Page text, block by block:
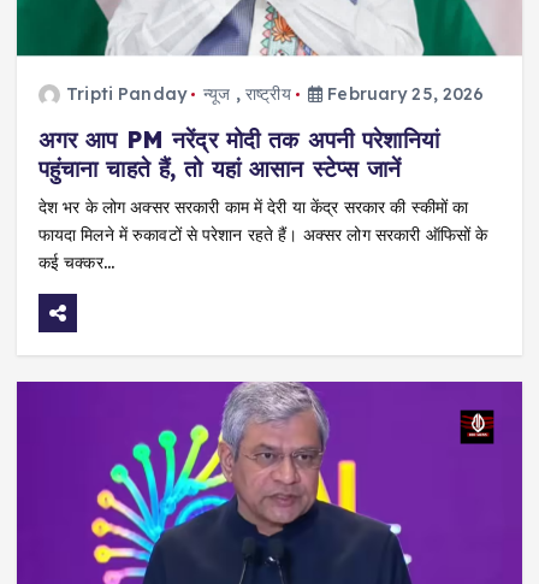
Tripti Panday न्यूज ,राष्ट्रीय February 25, 2026
अगर आप PM नरेंद्र मोदी तक अपनी परेशानियां
पहुंचाना चाहते हैं, तो यहां आसान स्टेप्स जानें
देश भर के लोग अक्सर सरकारी काम में देरी या केंद्र सरकार की स्कीमों का
फायदा मिलने में रुकावटों से परेशान रहते हैं। अक्सर लोग सरकारी ऑफिसों के
कई चक्कर…